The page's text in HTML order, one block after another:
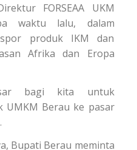
FORSEAA UKM
waktu lalu, dalam
produk IKM dan
Afrika dan Eropa
bagi kita untuk
UMKM Berau ke pasar
Bupati Berau meminta